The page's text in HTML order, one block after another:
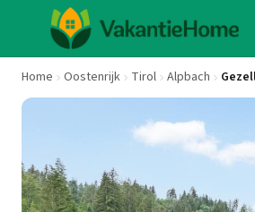
Home Oostenrijk Tirol Alpbach